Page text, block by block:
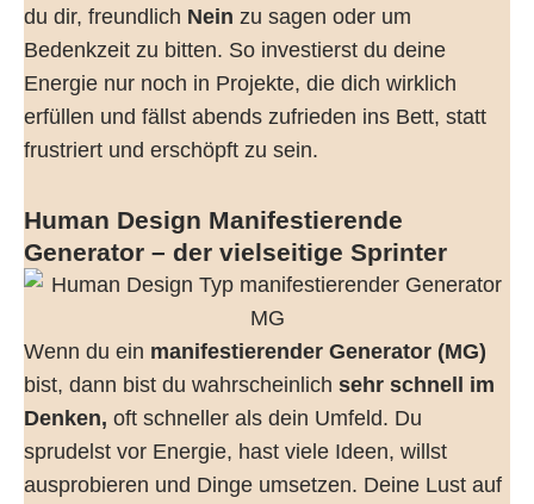
du dir, freundlich Nein zu sagen oder um
Bedenkzeit zu bitten. So investierst du deine
Energie nur noch in Projekte, die dich wirklich
erfüllen und fällst abends zufrieden ins Bett, statt
frustriert und erschöpft zu sein.
Human Design Manifestierende
Generator – der vielseitige Sprinter
Wenn du ein manifestierender Generator (MG)
bist, dann bist du wahrscheinlich sehr schnell im
Denken, oft schneller als dein Umfeld. Du
sprudelst vor Energie, hast viele Ideen, willst
ausprobieren und Dinge umsetzen. Deine Lust auf